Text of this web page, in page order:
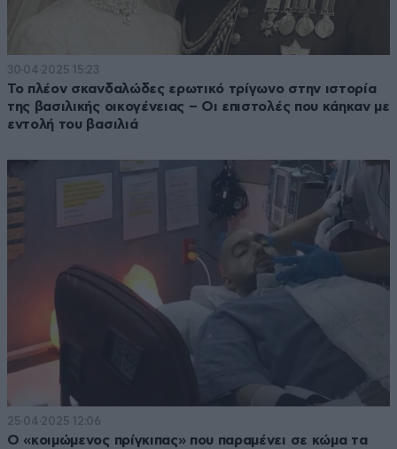
30·04·2025 15:23
Το πλέον σκανδαλώδες ερωτικό τρίγωνο στην ιστορία
της βασιλικής οικογένειας – Οι επιστολές που κάηκαν με
εντολή του βασιλιά
25·04·2025 12:06
Ο «κοιμώμενος πρίγκιπας» που παραμένει σε κώμα τα